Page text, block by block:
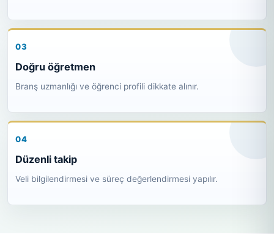
Doğru öğretmen
Branş uzmanlığı ve öğrenci profili dikkate alınır.
Düzenli takip
Veli bilgilendirmesi ve süreç değerlendirmesi yapılır.